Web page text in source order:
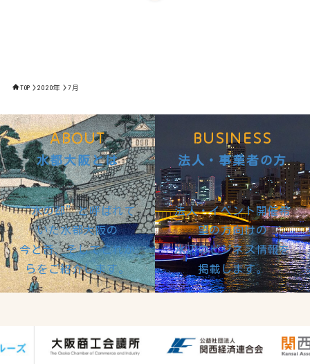
TOP 2020年 7月
ABOUT
水都大阪とは
“水の都”と呼ばれて
いた水都大阪の
今と昔、そしてこれか
らをご紹介します。
BUSINESS
法人・事業者の方
法人・イベント開催希
望の方向けの
水辺のビジネス情報を
掲載します。